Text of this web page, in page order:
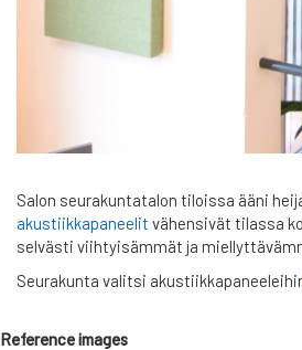
Salon seurakuntatalon tiloissa ääni
akustiikkapaneelit vähensivät tilassa
selvästi viihtyisämmät ja
Seurakunta valitsi
Reference images